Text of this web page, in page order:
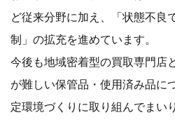
ど従来分野に加え、「状態不良
制」の拡充を進めています。
今後も地域密着型の買取専門店
が難しい保管品・使用済み品に
定環境づくりに取り組んでまい